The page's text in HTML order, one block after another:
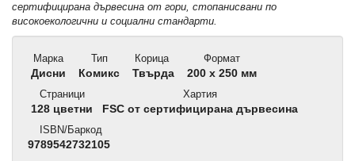
сертифицирана дървесина от гори, стопанисвани по
високоекологични и социални стандарти.
Марка
Дисни
Тип
Комикс
Корица
Твърда
Формат
200 х 250 мм
Страници
128 цветни
Хартия
FSC от сертифицирана дървесина
ISBN/Баркод
9789542732105